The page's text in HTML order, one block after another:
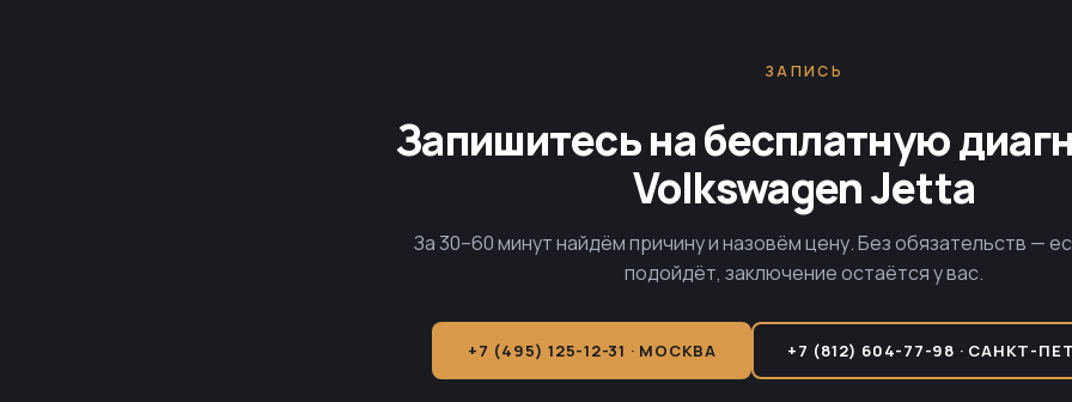
ЗАПИСЬ
Запишитесь на бесплатную
Volkswagen Jetta
За 30–60 минут найдём причину и назовём цену. Без обязательств —
подойдёт, заключение остаётся у вас.
+7 (495) 125-12-31 · МОСКВА +7 (812) 604-77-98 · САНКТ-